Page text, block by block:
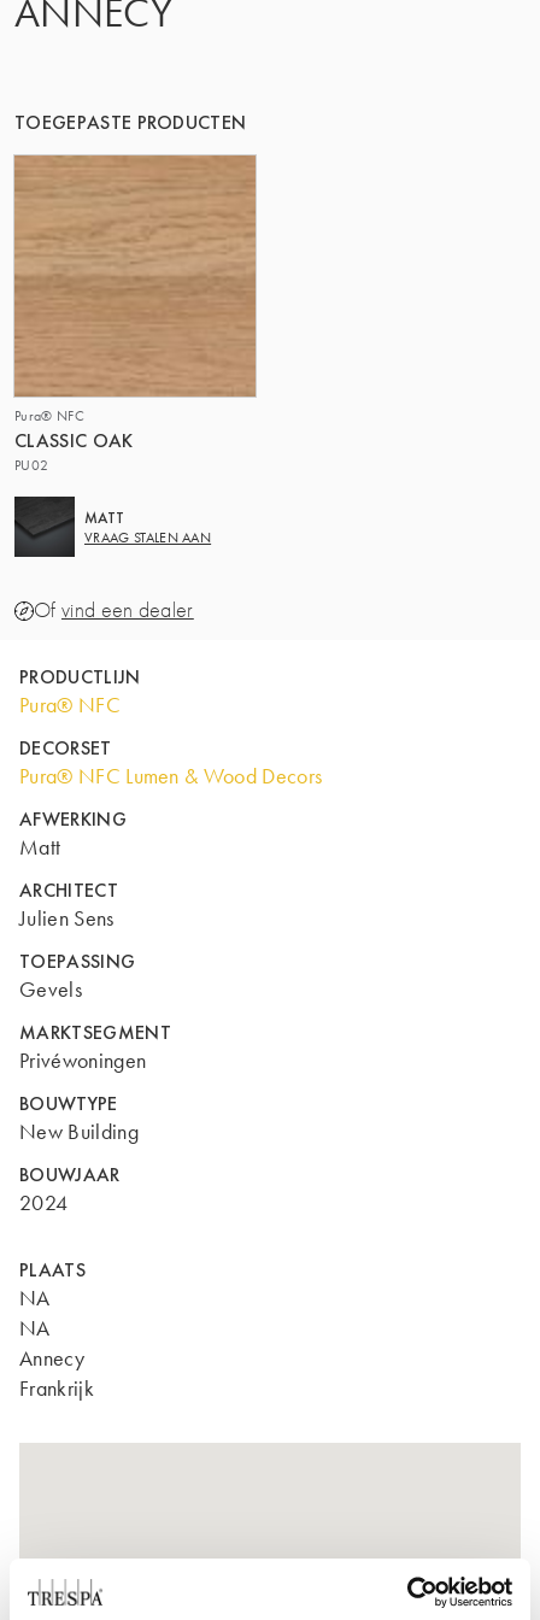
ANNECY
TOEGEPASTE PRODUCTEN
Pura® NFC
CLASSIC OAK
PU02
MATT
VRAAG STALEN AAN
Of vind een dealer
PRODUCTLIJN
Pura® NFC
DECORSET
Pura® NFC Lumen & Wood Decors
AFWERKING
Matt
ARCHITECT
Julien Sens
TOEPASSING
Gevels
MARKTSEGMENT
Privéwoningen
BOUWTYPE
New Building
BOUWJAAR
2024
PLAATS
NA
NA
Annecy
Frankrijk